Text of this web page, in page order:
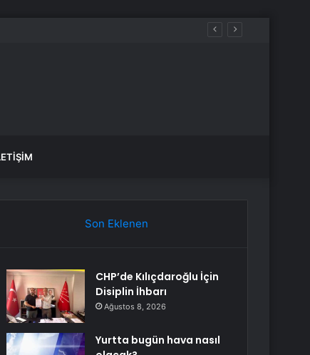
Son Eklenen
CHP’de Kılıçdaroğlu İçin
Disiplin İhbarı
Ağustos 8, 2026
Yurtta bugün hava nasıl